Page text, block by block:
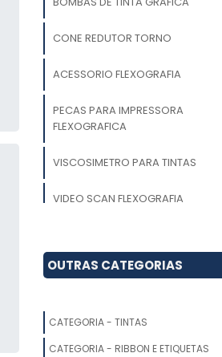
CONE REDUTOR TORNO
ACESSORIO FLEXOGRAFIA
PECAS PARA IMPRESSORA
FLEXOGRAFICA
VISCOSIMETRO PARA TINTAS
VIDEO SCAN FLEXOGRAFIA
ENGATE RAPIDO DE AR
LAMINA DOCTOR BLADE
OUTRAS CATEGORIAS
CATEGORIA - TINTAS
CATEGORIA - RIBBON E ETIQUETAS